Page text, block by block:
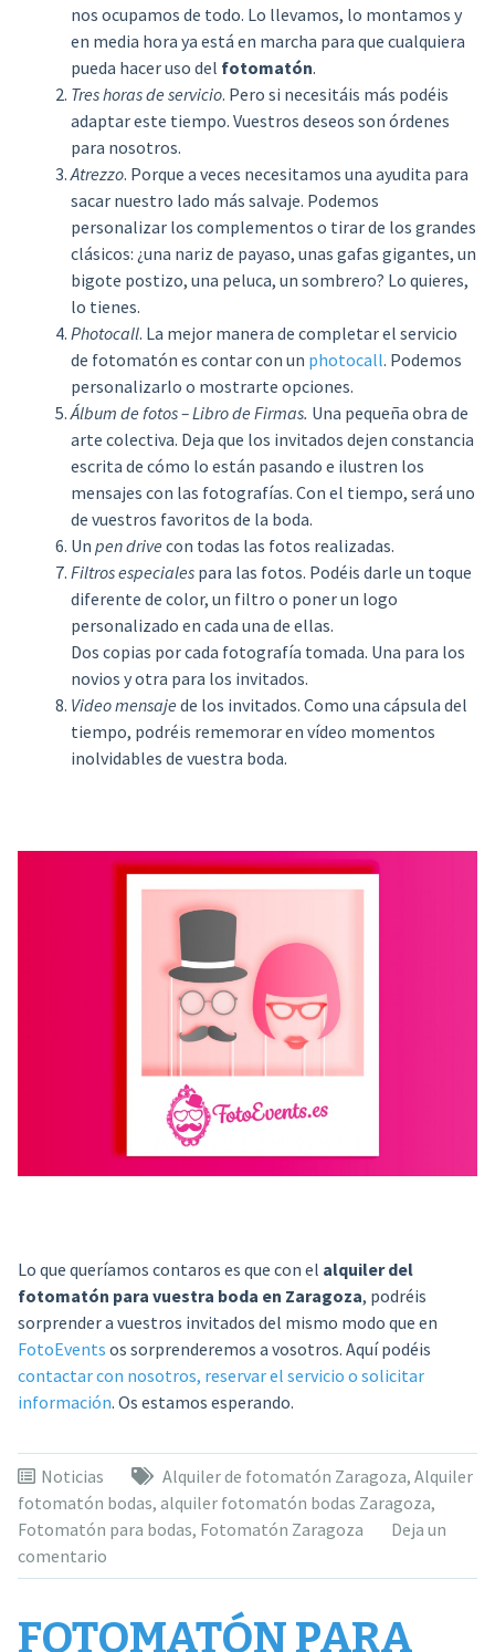
nos ocupamos de todo. Lo llevamos, lo montamos y
en media hora ya está en marcha para que cualquiera
pueda hacer uso del fotomatón.
Tres horas de servicio. Pero si necesitáis más podéis
adaptar este tiempo. Vuestros deseos son órdenes
para nosotros.
Atrezzo. Porque a veces necesitamos una ayudita para
sacar nuestro lado más salvaje. Podemos
personalizar los complementos o tirar de los grandes
clásicos: ¿una nariz de payaso, unas gafas gigantes, un
bigote postizo, una peluca, un sombrero? Lo quieres,
lo tienes.
Photocall. La mejor manera de completar el servicio
de fotomatón es contar con un photocall. Podemos
personalizarlo o mostrarte opciones.
Álbum de fotos – Libro de Firmas. Una pequeña obra de
arte colectiva. Deja que los invitados dejen constancia
escrita de cómo lo están pasando e ilustren los
mensajes con las fotografías. Con el tiempo, será uno
de vuestros favoritos de la boda.
Un pen drive con todas las fotos realizadas.
Filtros especialespara las fotos. Podéis darle un toque
diferente de color, un filtro o poner un logo
personalizado en cada una de ellas.
Dos copias por cada fotografía tomada. Una para los
novios y otra para los invitados.
Video mensaje de los invitados. Como una cápsula del
tiempo, podréis rememorar en vídeo momentos
inolvidables de vuestra boda.
Lo que queríamos contaros es que con el alquiler del
fotomatón para vuestra boda en Zaragoza, podréis
sorprender a vuestros invitados del mismo modo que en
FotoEvents os sorprenderemos a vosotros. Aquí podéis
contactar con nosotros, reservar el servicio o solicitar
información. Os estamos esperando.
Noticias Alquiler de fotomatón Zaragoza, Alquiler
fotomatón bodas, alquiler fotomatón bodas Zaragoza,
Fotomatón para bodas, Fotomatón Zaragoza
Deja un
comentario
FOTOMATÓN PARA